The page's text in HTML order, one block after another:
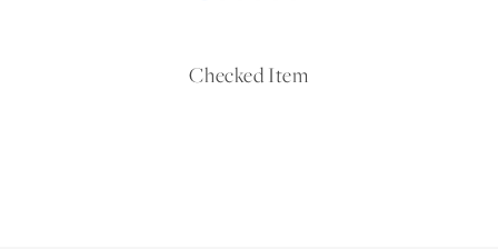
Checked Item